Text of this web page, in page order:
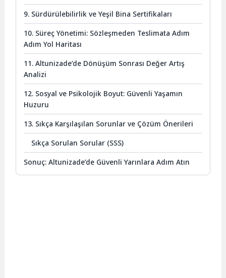
9. Sürdürülebilirlik ve Yeşil Bina Sertifikaları
10. Süreç Yönetimi: Sözleşmeden Teslimata Adım
Adım Yol Haritası
11. Altunizade’de Dönüşüm Sonrası Değer Artış
Analizi
12. Sosyal ve Psikolojik Boyut: Güvenli Yaşamın
Huzuru
13. Sıkça Karşılaşılan Sorunlar ve Çözüm Önerileri
Sıkça Sorulan Sorular (SSS)
Sonuç: Altunizade’de Güvenli Yarınlara Adım Atın